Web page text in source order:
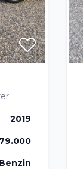
2019